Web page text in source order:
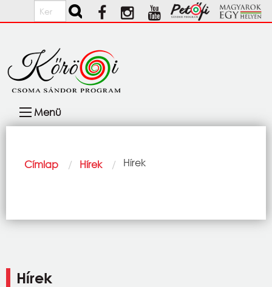
Ugrás a tartalomra
Keresés
navigáció
Menü
Morzsa
Címlap Hírek Current:
Hírek
Hírek